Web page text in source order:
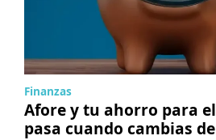
Finanzas
Afore y tu ahorro para
pasa cuando cambias